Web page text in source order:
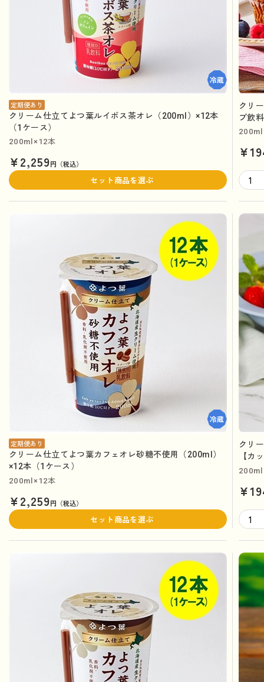
定期便あり
クリーム仕立てよつ葉ルイボス茶オレ（200ml）×12本
（1ケース）
200ml×12本
¥2,259円（税込）
セット商品を選ぶ
クリ
プ飲
200ml
定期便あり
クリーム仕立てよつ葉カフェオレ砂糖不使用（200ml）
×12本（1ケース）
200ml×12本
¥2,259円（税込）
セット商品を選ぶ
クリ
【カ
200ml